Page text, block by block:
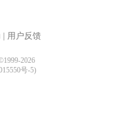
用户反馈
2026
号-5)